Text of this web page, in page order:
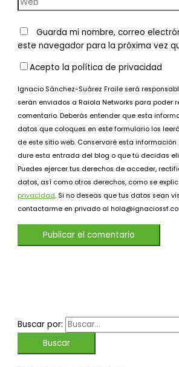
Guarda mi nombre, correo
este navegador para la próxima vez
Acepto la política de privacidad
Ignacio Sánchez-Suárez Fraile será
serán enviados a Raiola Networks para poder
comentario. Deberás entender que esta
datos que coloques en este formulario los
de este sitio web. Conservaré esta
dure esta entrada del blog o que tú decidas
Puedes ejercer tus derechos de acceder,
datos, así como otros derechos, como se
privacidad. Si no deseas que tus datos sean
contactarme en privado al
Buscar por: